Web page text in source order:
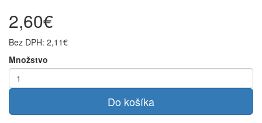
2,60€
Bez DPH: 2,11€
Množstvo
Do košíka